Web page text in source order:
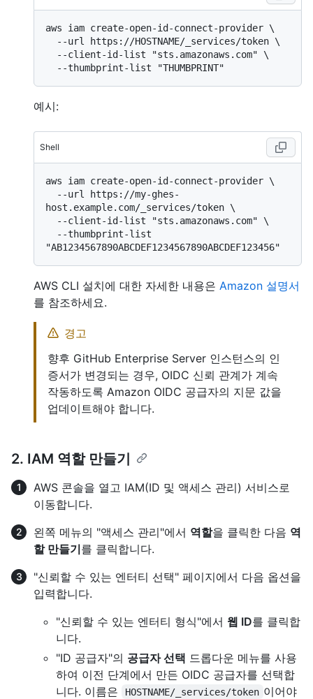
aws iam create-open-id-connect-provider \
예시:
Shell
aws iam create-open-id-connect-provider \
host.example.com/_services/token \
AWS CLI 설치에 대한 자세한 내용은 Amazon 설명서
를 참조하세요.
경고
향후 GitHub Enterprise Server 인스턴스의 인
증서가 변경되는 경우, OIDC 신뢰 관계가 계속
작동하도록 Amazon OIDC 공급자의 지문 값을
업데이트해야 합니다.
2. IAM 역할 만들기
AWS 콘솔을 열고 IAM(ID 및 액세스 관리) 서비스로
이동합니다.
왼쪽 메뉴의 "액세스 관리"에서 역할을 클릭한 다음 역
할 만들기를 클릭합니다.
"신뢰할 수 있는 엔터티 선택" 페이지에서 다음 옵션을
입력합니다.
"신뢰할 수 있는 엔터티 형식"에서 웹 ID를 클릭합
니다.
"ID 공급자"의 공급자 선택 드롭다운 메뉴를 사용
하여 이전 단계에서 만든 OIDC 공급자를 선택합
니다. 이름은
HOSTNAME/_services/token 이어야